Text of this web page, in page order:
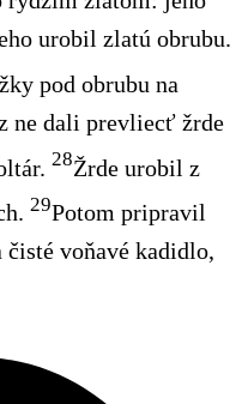
urobil zlatú obrubu.
pod obrubu na
ne dali prevliecť žrde
28Žrde urobil z
29Potom pripravil
čisté voňavé kadidlo,